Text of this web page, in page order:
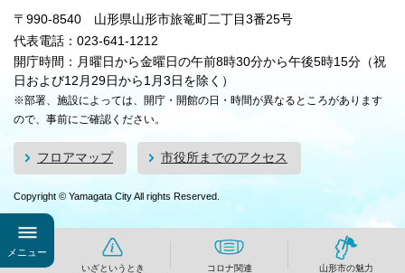
メニュー
いざというとき コロナ関連 山形市の魅力
〒990-8540 山形県山形市旅篭町二丁目3番25号
代表電話：023-641-1212
開庁時間：月曜日から金曜日の午前8時30分から午後5時15分（祝
日および12月29日から1月3日を除く）
※部署、施設によっては、開庁・開館の日・時間が異なるところがあります
ので、事前にご確認ください。
フロアマップ 市役所までのアクセス
Copyright © Yamagata City All rights Reserved.